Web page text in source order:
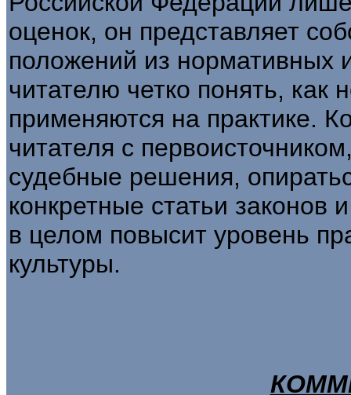
оценок, он представляет
положений из нормативных
читателю четко понять, как
применяются на практике.
читателя с
судебные решения,
конкретные статьи законов
в целом повысит уровень
культуры.